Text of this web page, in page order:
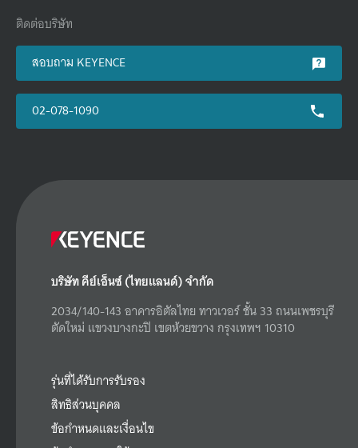
ติดต่อบริษัท
สอบถาม KEYENCE
02-078-1090
บริษัท คีย์เอ็นซ์ (ไทยแลนด์) จำกัด
2034/140-143 อาคารอิตัลไทย ทาวเวอร์ ชั้น 33 ถนนเพชรบุรี
ตัดใหม่ แขวงบางกะปิ เขตห้วยขวาง กรุงเทพฯ 10310
รุ่นที่ได้รับการรับรอง
สิทธิส่วนบุคคล
ข้อกำหนดและเงื่อนไข